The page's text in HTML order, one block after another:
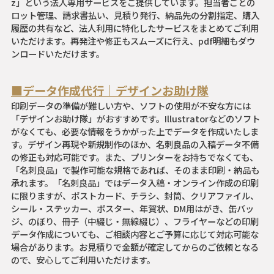
ロット管理、請求書払い、見積り発行、納品先の分割指定、購入
履歴の共有など、法人利用に特化したサービスをまとめてご利用
いただけます。再発注や修正もスムーズに行え、pdf明細もダウ
ンロードいただけます。
■データ作成代行｜デザインお助け隊
印刷データの準備が難しい方や、ソフトの使用が不安な方には
「デザインお助け隊」がおすすめです。Illustratorなどのソフト
がなくても、必要な情報をうかがった上でデータを作成いたしま
す。デザイン再現や新規制作のほか、名刺良品の入稿データ不備
の修正も対応可能です。また、プリンターをお持ちでなくても、
「名刺良品」で製作可能な規格であれば、そのまま印刷・納品も
承れます。「名刺良品」ではデータ入稿・オンライン作成の印刷
に限りますが、ポストカード、チラシ、封筒、クリアファイル、
シール・ステッカー、ポスター、年賀状、DM用はがき、缶バッ
ジ、のぼり、冊子（中綴じ・無線綴じ）、フライヤーなどの印刷
データ作成についても、ご相談内容とご予算に応じて対応可能な
場合があります。お見積りで金額が確定してからのご依頼となる
ので、安心してご利用いただけます。